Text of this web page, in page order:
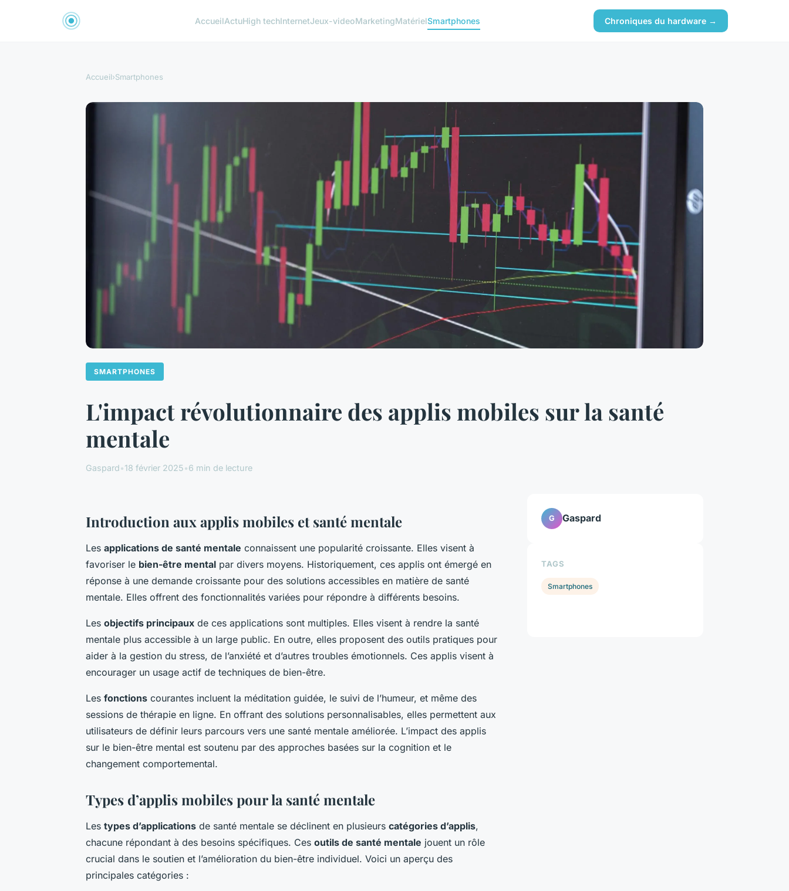
AccueilActuHigh techInternetJeux-videoMarketingMatérielSmartphones Chroniques du hardware →
Accueil›Smartphones
SMARTPHONES
L'impact révolutionnaire des applis mobiles sur la santé
mentale
Gaspard•18 février 2025•6 min de lecture
Introduction aux applis mobiles et santé mentale
Les applications de santé mentale connaissent une popularité croissante. Elles visent à
favoriser le bien-être mental par divers moyens. Historiquement, ces applis ont émergé en
réponse à une demande croissante pour des solutions accessibles en matière de santé
mentale. Elles offrent des fonctionnalités variées pour répondre à différents besoins.
Les objectifs principaux de ces applications sont multiples. Elles visent à rendre la santé
mentale plus accessible à un large public. En outre, elles proposent des outils pratiques pour
aider à la gestion du stress, de l’anxiété et d’autres troubles émotionnels. Ces applis visent à
encourager un usage actif de techniques de bien-être.
Les fonctions courantes incluent la méditation guidée, le suivi de l’humeur, et même des
sessions de thérapie en ligne. En offrant des solutions personnalisables, elles permettent aux
utilisateurs de définir leurs parcours vers une santé mentale améliorée. L’impact des applis
sur le bien-être mental est soutenu par des approches basées sur la cognition et le
changement comportemental.
Types d’applis mobiles pour la santé mentale
Les types d’applications de santé mentale se déclinent en plusieurs catégories d’applis,
chacune répondant à des besoins spécifiques. Ces outils de santé mentale jouent un rôle
crucial dans le soutien et l’amélioration du bien-être individuel. Voici un aperçu des
principales catégories :
G Gaspard
TAGS
Smartphones